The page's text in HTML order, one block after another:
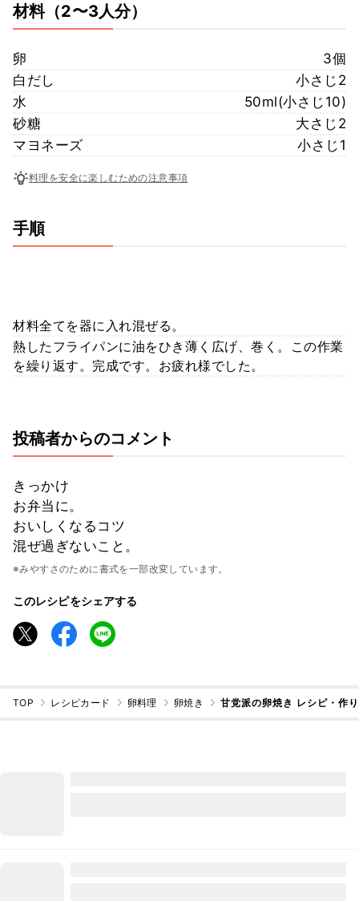
材料（2〜3人分）
卵
3個
白だし
小さじ2
水
50ml(小さじ10)
砂糖
大さじ2
マヨネーズ
小さじ1
料理を安全に楽しむための注意事項
手順
材料全てを器に入れ混ぜる。
熱したフライパンに油をひき薄く広げ、巻く。この作業
を繰り返す。完成です。お疲れ様でした。
投稿者からのコメント
きっかけ
お弁当に。
おいしくなるコツ
混ぜ過ぎないこと。
※みやすさのために書式を一部改変しています。
このレシピをシェアする
TOP レシピカード 卵料理 卵焼き 甘党派の卵焼き レシピ・作